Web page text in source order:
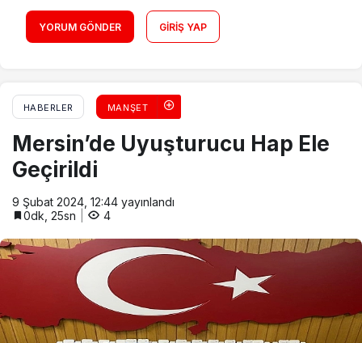
YORUM GÖNDER GIRIŞ YAP
HABERLER MANŞET
Mersin’de Uyuşturucu Hap Ele
Geçirildi
9 Şubat 2024, 12:44 yayınlandı
0dk, 25sn
4